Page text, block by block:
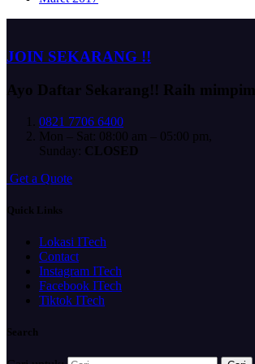
JOIN SEKARANG !!
Ayo Daftar Sekarang!! Raih
0821 7706 6400
Mon – Sat: 08:00 am – 05:00 pm,
Sunday: CLOSED
Get a Quote
Quick Links
Lokasi ITech
Contact
Instagram ITech
Facebook ITech
Tiktok ITech
Search